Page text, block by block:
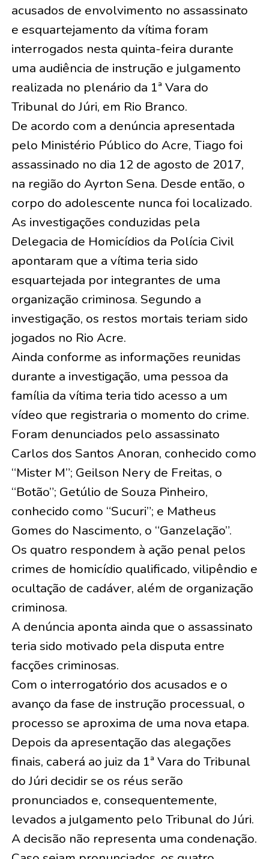
acusados de envolvimento no assassinato
e esquartejamento da vítima foram
interrogados nesta quinta-feira durante
uma audiência de instrução e julgamento
realizada no plenário da 1ª Vara do
Tribunal do Júri, em Rio Branco.
De acordo com a denúncia apresentada
pelo Ministério Público do Acre, Tiago foi
assassinado no dia 12 de agosto de 2017,
na região do Ayrton Sena. Desde então, o
corpo do adolescente nunca foi localizado.
As investigações conduzidas pela
Delegacia de Homicídios da Polícia Civil
apontaram que a vítima teria sido
esquartejada por integrantes de uma
organização criminosa. Segundo a
investigação, os restos mortais teriam sido
jogados no Rio Acre.
Ainda conforme as informações reunidas
durante a investigação, uma pessoa da
família da vítima teria tido acesso a um
vídeo que registraria o momento do crime.
Foram denunciados pelo assassinato
Carlos dos Santos Anoran, conhecido como
“Mister M”; Geilson Nery de Freitas, o
“Botão”; Getúlio de Souza Pinheiro,
conhecido como “Sucuri”; e Matheus
Gomes do Nascimento, o “Ganzelação”.
Os quatro respondem à ação penal pelos
crimes de homicídio qualificado, vilipêndio e
ocultação de cadáver, além de organização
criminosa.
A denúncia aponta ainda que o assassinato
teria sido motivado pela disputa entre
facções criminosas.
Com o interrogatório dos acusados e o
avanço da fase de instrução processual, o
processo se aproxima de uma nova etapa.
Depois da apresentação das alegações
finais, caberá ao juiz da 1ª Vara do Tribunal
do Júri decidir se os réus serão
pronunciados e, consequentemente,
levados a julgamento pelo Tribunal do Júri.
A decisão não representa uma condenação.